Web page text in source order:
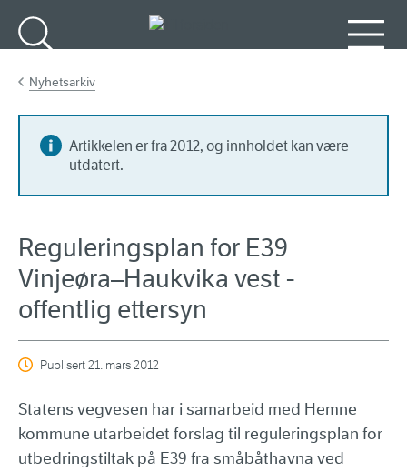
Nyhetsarkiv
Artikkelen er fra 2012, og innholdet kan være
utdatert.
Reguleringsplan for E39
Vinjeøra–Haukvika vest -
offentlig ettersyn
Publisert21. mars 2012
Statens vegvesen har i samarbeid med Hemne
kommune utarbeidet forslag til reguleringsplan for
utbedringstiltak på E39 fra småbåthavna ved